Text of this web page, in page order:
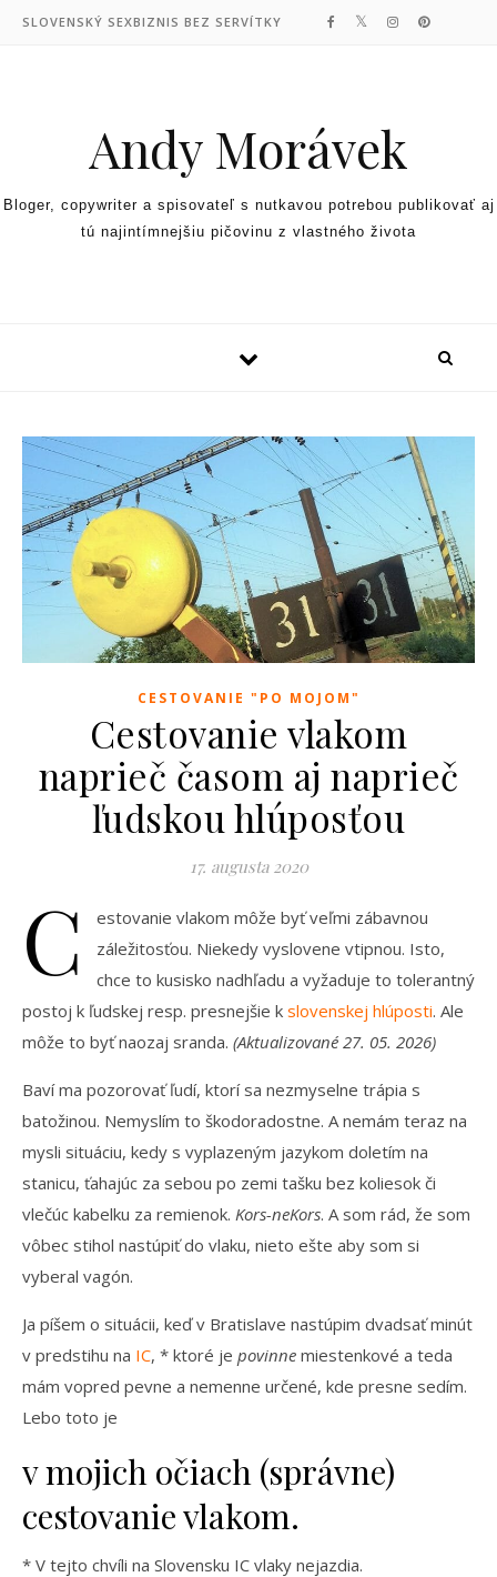
Skip to content
SLOVENSKÝ SEXBIZNIS BEZ SERVÍTKY
Andy Morávek
Bloger, copywriter a spisovateľ s nutkavou potrebou publikovať aj
tú najintímnejšiu pičovinu z vlastného života
CESTOVANIE "PO MOJOM"
Cestovanie vlakom
naprieč časom aj naprieč
ľudskou hlúposťou
17. augusta 2020
C
estovanie vlakom môže byť veľmi zábavnou
záležitosťou. Niekedy vyslovene vtipnou. Isto,
chce to kusisko nadhľadu a vyžaduje to tolerantný
postoj k ľudskej resp. presnejšie k slovenskej hlúposti. Ale
môže to byť naozaj sranda. (Aktualizované 27. 05. 2026)
Baví ma pozorovať ľudí, ktorí sa nezmyselne trápia s
batožinou. Nemyslím to škodoradostne. A nemám teraz na
mysli situáciu, kedy s vyplazeným jazykom doletím na
stanicu, ťahajúc za sebou po zemi tašku bez koliesok či
vlečúc kabelku za remienok. Kors-neKors. A som rád, že som
vôbec stihol nastúpiť do vlaku, nieto ešte aby som si
vyberal vagón.
Ja píšem o situácii, keď v Bratislave nastúpim dvadsať minút
v predstihu na IC, * ktoré je povinne miestenkové a teda
mám vopred pevne a nemenne určené, kde presne sedím.
Lebo toto je
v mojich očiach (správne)
cestovanie vlakom.
* V tejto chvíli na Slovensku IC vlaky nejazdia.